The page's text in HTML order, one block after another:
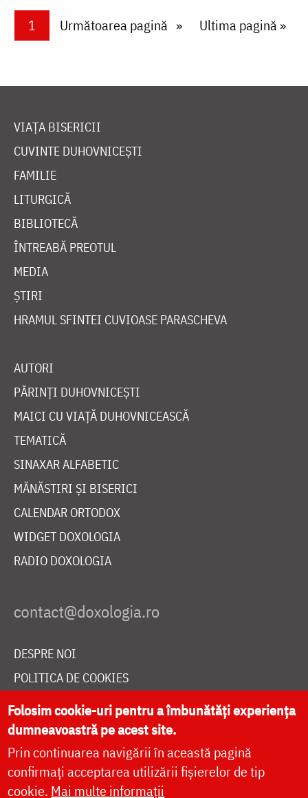
PaginareCurrent page
1 Next page
Următoarea pagină Last page
Ultima pagină »
VIAȚA BISERICII
CUVINTE DUHOVNICEȘTI
FAMILIE
LITURGICĂ
BIBLIOTECĂ
ÎNTREABĂ PREOTUL
MEDIA
ȘTIRI
HRAMUL SFINTEI CUVIOASE PARASCHEVA
AUTORI
PĂRINȚI DUHOVNICEȘTI
MAICI CU VIAȚĂ DUHOVNICEASCĂ
TEMATICĂ
SINAXAR ALFABETIC
MĂNĂSTIRI ȘI BISERICI
CALENDAR ORTODOX
WIDGET DOXOLOGIA
RADIO DOXOLOGIA
DESPRE NOI
POLITICA DE COOKIES
DONEAZĂ ONLINE PENTRU CATEDRALA NAȚIONALĂ
LIVE
Folosim cookie-uri pentru a îmbunătăți experiența
dumneavoastră pe acest site.
Prin continuarea navigării în această pagină
confirmați acceptarea utilizării fișierelor de tip
cookie. Mai multe informații